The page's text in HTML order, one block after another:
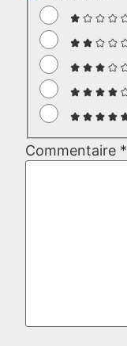
Commentaire *